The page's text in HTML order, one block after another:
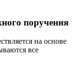
поручения
на основе
все